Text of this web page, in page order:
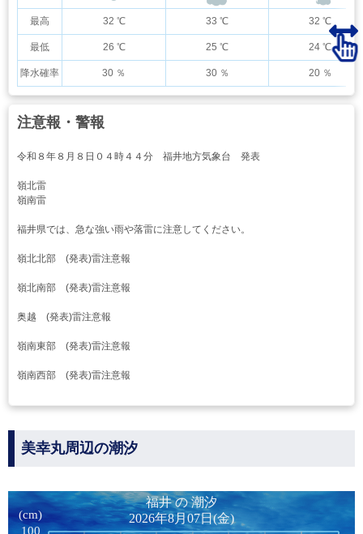
最高
最低
降水確率
32 ℃ 33 ℃ 32 ℃
26 ℃ 25 ℃ 24 ℃
30 ％ 30 ％ 20 ％
注意報・警報
令和８年８月８日０４時４４分 福井地方気象台 発表
嶺北雷
嶺南雷
福井県では、急な強い雨や落雷に注意してください。
嶺北北部 (発表)雷注意報
嶺北南部 (発表)雷注意報
奥越 (発表)雷注意報
嶺南東部 (発表)雷注意報
嶺南西部 (発表)雷注意報
美幸丸周辺の潮汐